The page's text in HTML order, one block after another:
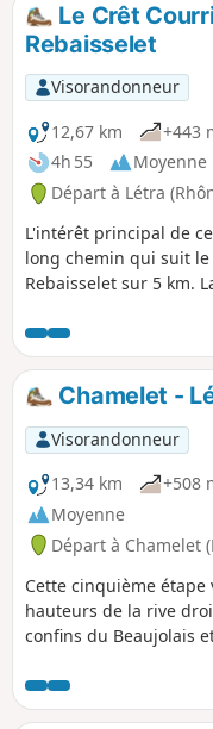
Le Crêt
Rebaisselet
Visorandonneur
12,67 km
+443
4h 55
Moyenne
Départ à Létra
L'intérêt principal de
long chemin qui suit le
Rebaisselet sur 5 km.
puis le chemin plonge
Ruisseau de
Duteil va s'imposer et
car il y a de nombreux
pour passer d'une rive
fréquenté avec
col du Joncin.
Chamelet -
Visorandonneur
13,34 km
+508
Moyenne
Départ à Chamelet
Cette cinquième
hauteurs de la rive
confins du Beaujolais
les vignes en fin de